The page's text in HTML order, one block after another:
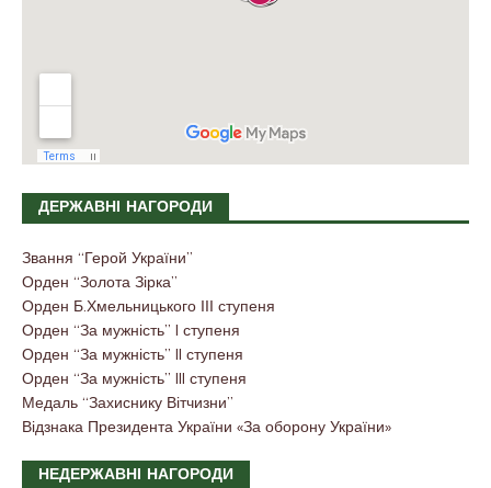
ДЕРЖАВНІ НАГОРОДИ
Звання “Герой України”
Орден “Золота Зірка”
Орден Б.Хмельницького ІІІ ступеня
Орден “За мужність” I ступеня
Орден “За мужність” II ступеня
Орден “За мужність” III ступеня
Медаль “Захиснику Вітчизни”
Відзнака Президента України «За оборону України»
НЕДЕРЖАВНІ НАГОРОДИ